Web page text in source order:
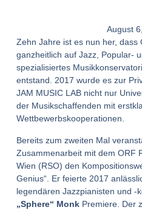
August
Zehn Jahre ist es nun her, dass
ganzheitlich auf Jazz, Popular-
spezialisiertes
entstand. 2017 wurde es zur
JAM MUSIC LAB nicht nur
der Musikschaffenden mit
Wettbewerbskooperationen.
Bereits zum zweiten Mal
Zusammenarbeit mit dem ORF
Wien (RSO) den
Genius“. Er feierte 2017
legendären Jazzpianisten und -
„Sphere“ MonkPremiere. Der